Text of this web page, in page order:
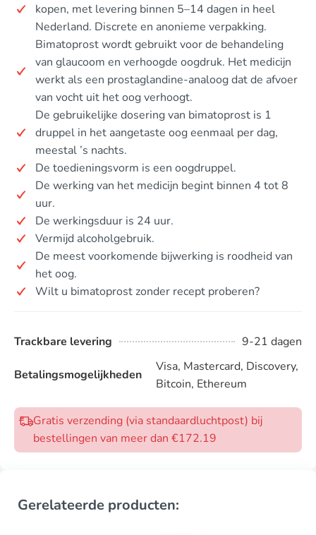
kopen, met levering binnen 5–14 dagen in heel
Nederland. Discrete en anonieme verpakking.
Bimatoprost wordt gebruikt voor de behandeling
van glaucoom en verhoogde oogdruk. Het medicijn
werkt als een prostaglandine-analoog dat de afvoer
van vocht uit het oog verhoogt.
De gebruikelijke dosering van bimatoprost is 1
druppel in het aangetaste oog eenmaal per dag,
meestal ’s nachts.
De toedieningsvorm is een oogdruppel.
De werking van het medicijn begint binnen 4 tot 8
uur.
De werkingsduur is 24 uur.
Vermijd alcoholgebruik.
De meest voorkomende bijwerking is roodheid van
het oog.
Wilt u bimatoprost zonder recept proberen?
Trackbare levering 9-21 dagen
Betalingsmogelijkheden
Visa, Mastercard, Discovery,
Bitcoin, Ethereum
Gratis verzending (via standaardluchtpost) bij
bestellingen van meer dan €172.19
Gerelateerde producten: